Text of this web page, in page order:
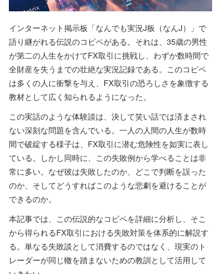
インターネット掲示板「なんでも実況J板（なんJ）」で
語り継がれる伝説のコピペがある。それは、35歳の男性
が第二の人生をかけてFX取引に挑戦し、わずか数時間で
全財産を失うまでの壮絶な実況記録である。このコピペ
は多くの人に衝撃を与え、FX取引の恐ろしさを象徴する
教材として広く知られるようになった。
この実話のような体験談は、決して笑い話では済まされ
ない深刻な問題を含んでいる。一人の人間の人生が数時
間で破綻する様子は、FX取引に潜む危険性を如実に表し
ている。しかし同時に、この失敗例から学べることは非
常に多い。なぜ彼は失敗したのか、どこで判断を誤った
のか、そしてどうすればこのような悲劇を避けることが
できるのか。
本記事では、この伝説的なコピペを詳細に分析し、そこ
から得られるFX取引における失敗対策を体系的に解説す
る。単なる失敗談として消費するのではなく、現実のト
レーダーが同じ轍を踏まないための教訓として活用して